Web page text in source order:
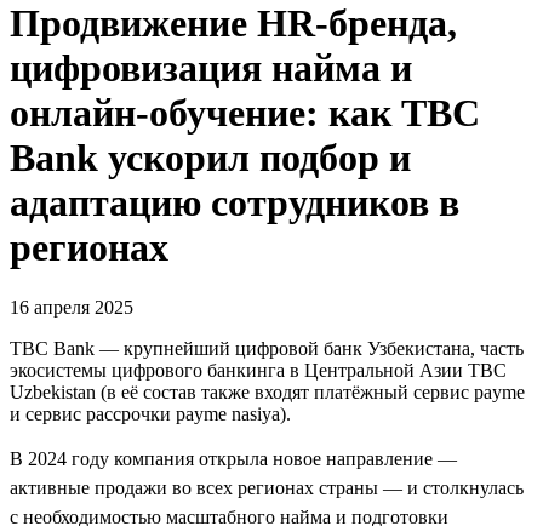
Продвижение HR-бренда,
цифровизация найма и
онлайн-обучение: как TBC
Bank ускорил подбор и
адаптацию сотрудников в
регионах
16 апреля 2025
TBC Bank — крупнейший цифровой банк Узбекистана, часть
экосистемы цифрового банкинга в Центральной Азии TBC
Uzbekistan (в её состав также входят платёжный сервис payme
и сервис рассрочки payme nasiya).
В 2024 году компания открыла новое направление —
активные продажи во всех регионах страны — и столкнулась
с необходимостью масштабного найма и подготовки